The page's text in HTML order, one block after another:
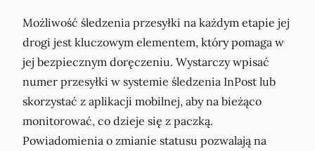
Możliwość śledzenia przesyłki na każdym etapie jej
drogi jest kluczowym elementem, który pomaga w
jej bezpiecznym doręczeniu. Wystarczy wpisać
numer przesyłki w systemie śledzenia InPost lub
skorzystać z aplikacji mobilnej, aby na bieżąco
monitorować, co dzieje się z paczką.
Powiadomienia o zmianie statusu pozwalają na